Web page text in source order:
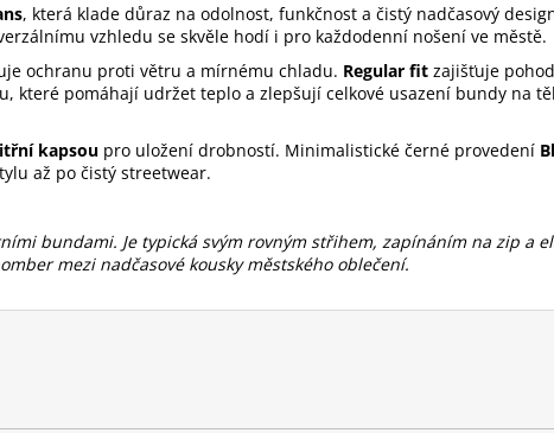
, která klade důraz na odolnost, funkčnost a čistý nadčasový
vzhledu se skvěle hodí i pro každodenní nošení ve městě.
ochranu proti větru a mírnému chladu. Regular fit zajišťuje
které pomáhají udržet teplo a zlepšují celkové usazení bundy na
kapsou pro uložení drobností. Minimalistické černé provedení
až po čistý streetwear.
bundami. Je typická svým rovným střihem, zapínáním na zip a
mezi nadčasové kousky městského oblečení.